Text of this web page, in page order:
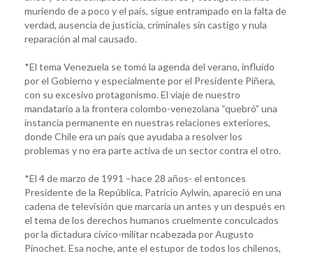
muriendo de a poco y el país, sigue entrampado en la falta de
verdad, ausencia de justicia, criminales sin castigo y nula
reparación al mal causado.
*El tema Venezuela se tomó la agenda del verano, influido
por el Gobierno y especialmente por el Presidente Piñera,
con su excesivo protagonismo. El viaje de nuestro
mandatario a la frontera colombo-venezolana “quebró” una
instancia permanente en nuestras relaciones exteriores,
donde Chile era un país que ayudaba a resolver los
problemas y no era parte activa de un sector contra el otro.
*El 4 de marzo de 1991 –hace 28 años- el entonces
Presidente de la República, Patricio Aylwin, apareció en una
cadena de televisión que marcaría un antes y un después en
el tema de los derechos humanos cruelmente conculcados
por la dictadura cívico-militar ncabezada por Augusto
Pinochet. Esa noche, ante el estupor de todos los chilenos,